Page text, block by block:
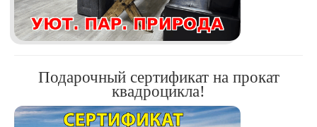
Подарочный сертификат на прокат
квадроцикла!